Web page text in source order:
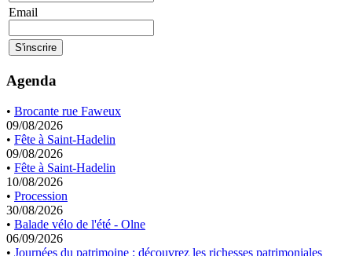
Email
Agenda
• Brocante rue Faweux
09/08/2026
• Fête à Saint-Hadelin
09/08/2026
• Fête à Saint-Hadelin
10/08/2026
• Procession
30/08/2026
• Balade vélo de l'été - Olne
06/09/2026
• Journées du patrimoine : découvrez les richesses patrimoniales